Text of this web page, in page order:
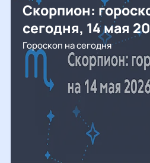
Скорпион:
сегодня, 14 мая
Гороскоп на сегодня